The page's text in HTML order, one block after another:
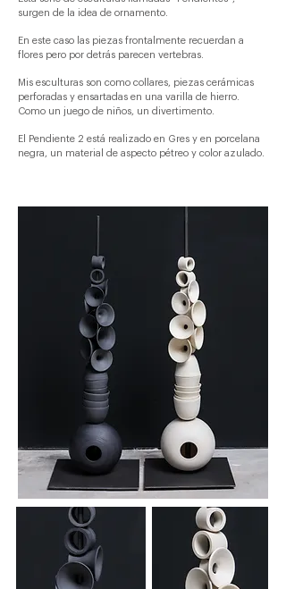
surgen de la idea de ornamento.
En este caso las piezas frontalmente recuerdan a
flores pero por detrás parecen vertebras.
Mis esculturas son como collares, piezas cerámicas
perforadas y ensartadas en una varilla de hierro.
Como un juego de niños, un divertimento.
El Pendiente 2 está realizado en Gres y en porcelana
negra, un material de aspecto pétreo y color azulado.